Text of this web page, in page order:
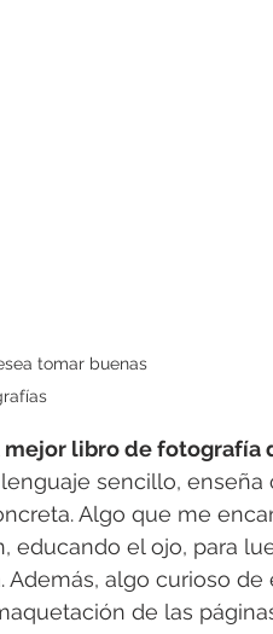
tomar buenas
mejor libro de fotografía
sencillo, enseña
Algo que me
educando el ojo, para
algo curioso de
de las